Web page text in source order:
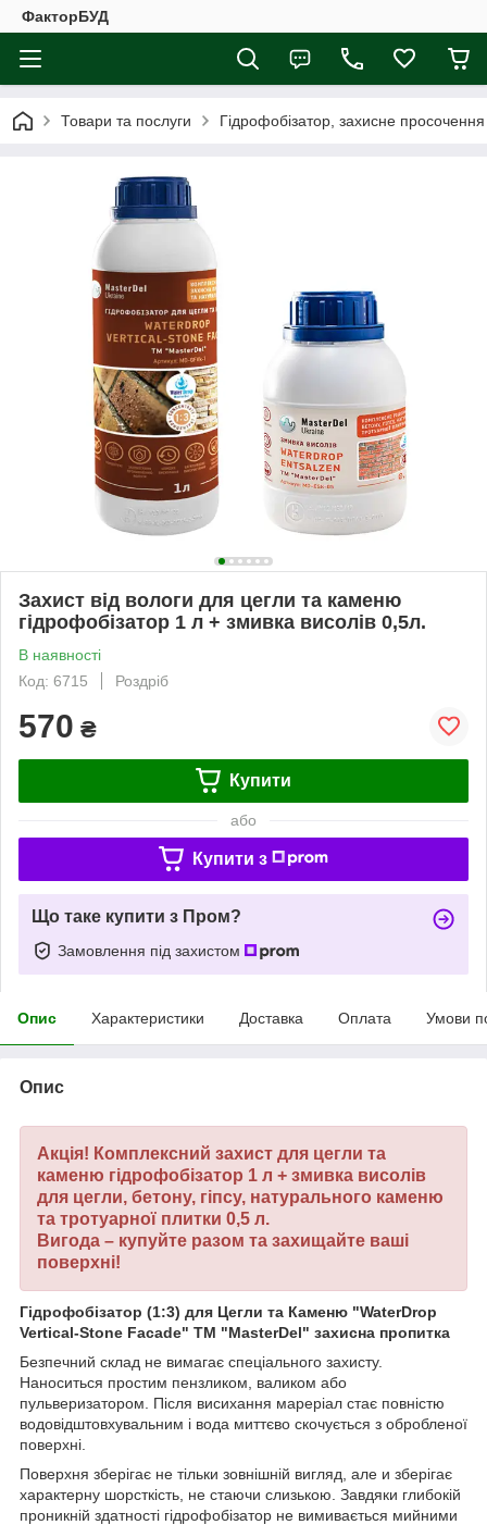
ФакторБУД
Товари та послуги Гідрофобізатор, захисне просочення
Захист від вологи для цегли та каменю
гідрофобізатор 1 л + змивка висолів 0,5л.
В наявності
Код: 6715
Роздріб
570 ₴
Купити
або
Купити з
Що таке купити з Пром?
Замовлення під захистом
Опис Характеристики Доставка Оплата Умови
Опис
Акція! Комплексний захист для цегли та
каменю гідрофобізатор 1 л + змивка висолів
для цегли, бетону, гіпсу, натурального каменю
та тротуарної плитки 0,5 л.
Вигода – купуйте разом та захищайте ваші
поверхні!
Гідрофобізатор (1:3) для Цегли та Каменю "WaterDrop
Vertical-Stone Facade" ТМ "MasterDel" захисна пропитка
Безпечний склад не вимагає спеціального захисту.
Наноситься простим пензликом, валиком або
пульверизатором. Після висихання мареріал стає повністю
водовідштовхувальним і вода миттєво скочується з обробленої
поверхні.
Поверхня зберігає не тільки зовнішній вигляд, але и зберігає
характерну шорсткість, не стаючи слизькою. Завдяки глибокій
проникній здатності гідрофобізатор не вимивається мийними